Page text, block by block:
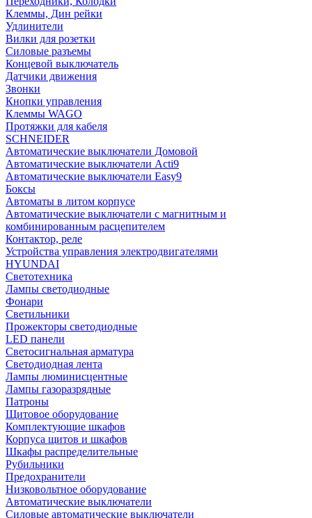
Клеммы, Дин рейки
Удлинители
Вилки для розетки
Силовые разъемы
Концевой выключатель
Датчики движения
Звонки
Кнопки управления
Клеммы WAGO
Протяжки для кабеля
SCHNEIDER
Автоматические выключатели Домовой
Автоматические выключатели Acti9
Автоматические выключатели Easy9
Боксы
Автоматы в литом корпусе
Автоматические выключатели с магнитным и
комбинированным расцепителем
Контактор, реле
Устройства управления электродвигателями
HYUNDAI
Светотехника
Лампы светодиодные
Фонари
Светильники
Прожекторы светодиодные
LED панели
Светосигнальная арматура
Светодиодная лента
Лампы люминисцентные
Лампы газоразрядные
Патроны
Щитовое оборудование
Комплектующие шкафов
Корпуса щитов и шкафов
Шкафы распределительные
Рубильники
Предохранители
Низковольтное оборудование
Автоматические выключатели
Силовые автоматические выключатели